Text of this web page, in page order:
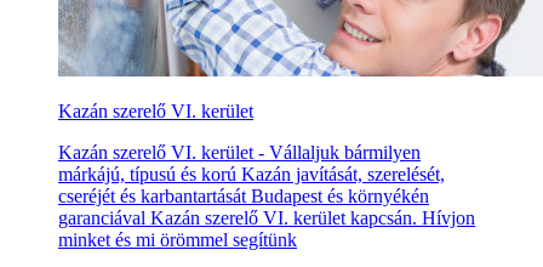
Kazán szerelő VI. kerület
Kazán szerelő VI. kerület - Vállaljuk bármilyen
márkájú, típusú és korú Kazán javítását, szerelését,
cseréjét és karbantartását Budapest és környékén
garanciával Kazán szerelő VI. kerület kapcsán. Hívjon
minket és mi örömmel segítünk